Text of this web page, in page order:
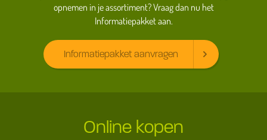
opnemen in je assortiment? Vraag dan nu het
Informatiepakket aan.
Informatiepakket aanvragen
Online kopen